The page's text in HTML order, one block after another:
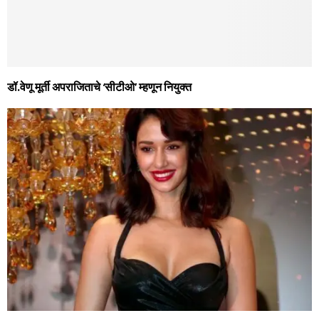
डॉ.वेणू मूर्ती अपराजिताचे ‘सीटीओ’ म्हणून नियुक्त